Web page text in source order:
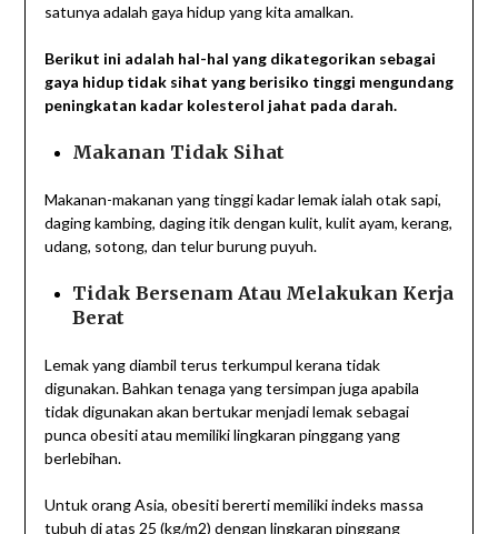
satunya adalah gaya hidup yang kita amalkan.
Berikut ini adalah hal-hal yang dikategorikan sebagai
gaya hidup tidak sihat yang berisiko tinggi mengundang
peningkatan kadar kolesterol jahat pada darah.
Makanan Tidak Sihat
Makanan-makanan yang tinggi kadar lemak ialah otak sapi,
daging kambing, daging itik dengan kulit, kulit ayam, kerang,
udang, sotong, dan telur burung puyuh.
Tidak Bersenam Atau Melakukan Kerja
Berat
Lemak yang diambil terus terkumpul kerana tidak
digunakan. Bahkan tenaga yang tersimpan juga apabila
tidak digunakan akan bertukar menjadi lemak sebagai
punca obesiti atau memiliki lingkaran pinggang yang
berlebihan.
Untuk orang Asia, obesiti bererti memiliki indeks massa
tubuh di atas 25 (kg/m2) dengan lingkaran pinggang